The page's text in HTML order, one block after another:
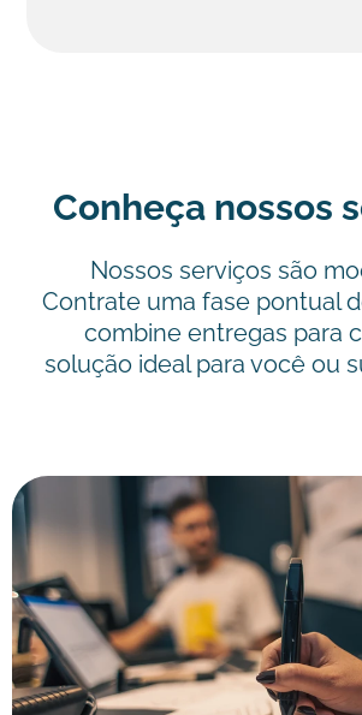
Conheça nossos
Nossos serviços são
Contrate uma fase pontual
combine entregas para
solução ideal para você ou